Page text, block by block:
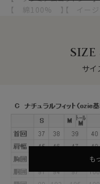
【 綿100% 】【 イージ
●アイスコットンとは？
綿100％でありながら特
涼感素材には合繊混紡素
生地は天然繊維＝綿100％
もともと吸湿性に優れた
そのものに加工を施すの
とにより、ひんやりタッチを
合繊素材が苦手な方にお
SIZE
サイ
も